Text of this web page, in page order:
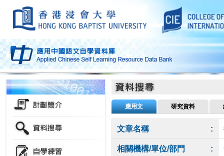
應用文 研究資料
文章名稱 :
相關機構/單位/部門 :